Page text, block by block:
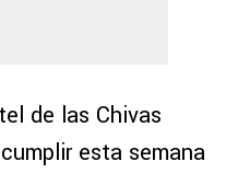
de las Chivas
esta semana